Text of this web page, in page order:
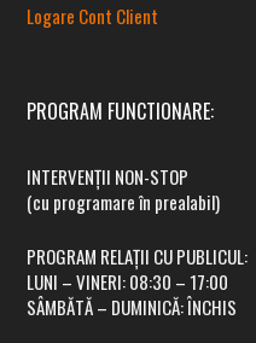
Logare Cont Client
PROGRAM FUNCTIONARE:
INTERVENȚII NON-STOP
(cu programare în prealabil)
PROGRAM RELAȚII CU PUBLICUL:
LUNI – VINERI:08:30 – 17:00
SÂMBĂTĂ – DUMINICĂ:ÎNCHIS